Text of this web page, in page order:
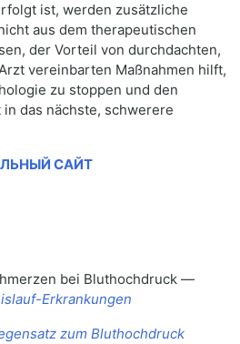
ist, werden zusätzliche
aus dem therapeutischen
der Vorteil von durchdachten,
vereinbarten Maßnahmen hilft,
zu stoppen und den
das nächste, schwerere
САЙТ
bei Bluthochdruck —
Erkrankungen
zum Bluthochdruck